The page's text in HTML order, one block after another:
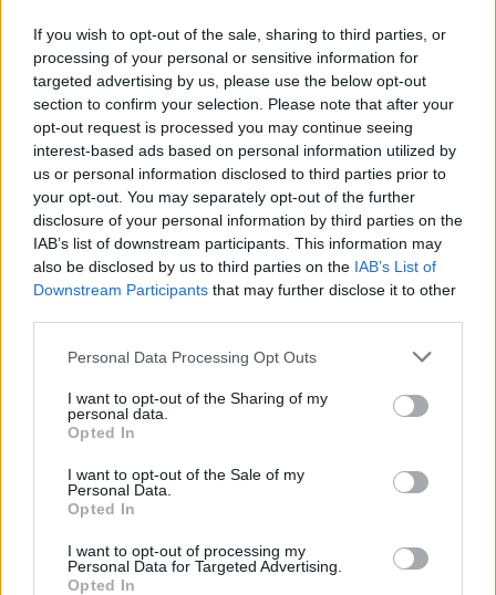
If you wish to opt-out of the sale, sharing to third parties, or
processing of your personal or sensitive information for
targeted advertising by us, please use the below opt-out
section to confirm your selection. Please note that after your
opt-out request is processed you may continue seeing
interest-based ads based on personal information utilized by
us or personal information disclosed to third parties prior to
your opt-out. You may separately opt-out of the further
disclosure of your personal information by third parties on the
IAB’s list of downstream participants. This information may
also be disclosed by us to third parties on the IAB’s List of
Downstream Participants that may further disclose it to other
Personal Data Processing Opt Outs
I want to opt-out of the Sharing of my
personal data.
Opted In
I want to opt-out of the Sale of my
Personal Data.
Opted In
I want to opt-out of processing my
Personal Data for Targeted Advertising.
Opted In